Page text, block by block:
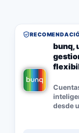
bunq,
desde